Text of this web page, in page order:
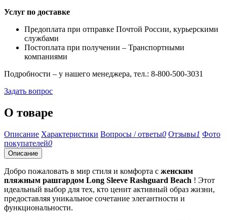
Услуг по доставке
Предоплата при отправке Почтой России, курьерскими
службами
Постоплата при получении – Транспортными
компаниями
Подробности – у нашего менеджера, тел.: 8-800-500-3031
Задать вопрос
О товаре
Описание Характеристики Вопросы / ответы0 Отзывы1 Фото
покупателей0
Описание
Добро пожаловать в мир стиля и комфорта с женским
пляжным рашгардом Long Sleeve Rashguard Beach ! Этот
идеальный выбор для тех, кто ценит активный образ жизни,
предоставляя уникальное сочетание элегантности и
функциональности.